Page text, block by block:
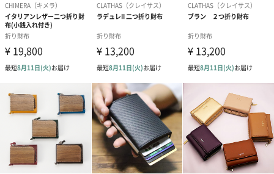
贈り物や、自分へのご褒美として是非いかがでしょうか。
商品詳細情報
ブルー 羊革、やぎ革、牛革
ブラックⅡ 羊革、馬革、豚革
幅・奥行き・
135mm・90mm・50mm
外装の形状
四角い紙箱
重さ/内容量
70g